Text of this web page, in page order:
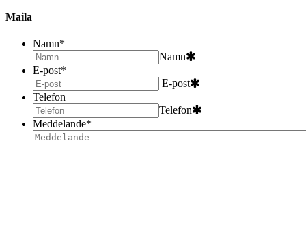
Maila
Namn*
Namn
E-post*
E-post
Telefon
Telefon
Meddelande*